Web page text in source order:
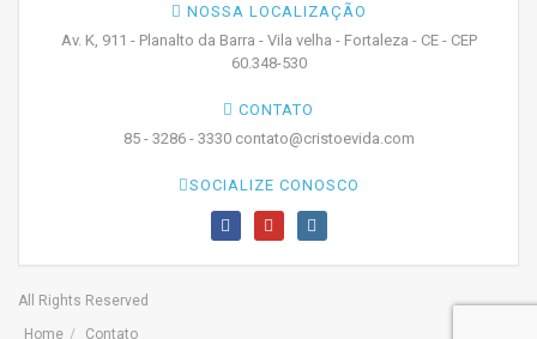
NOSSA LOCALIZAÇÃO
Av. K, 911 - Planalto da Barra - Vila velha - Fortaleza - CE - CEP
60.348-530
CONTATO
85 - 3286 - 3330 contato@cristoevida.com
SOCIALIZE CONOSCO
All Rights Reserved
Home
Contato